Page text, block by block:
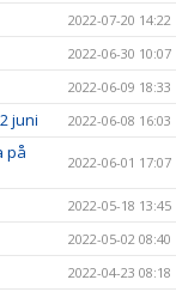
2022-07-20 14:22
2022-06-30 10:07
2022-06-09 18:33
juni 2022-06-08 16:03
på
2022-06-01 17:07
2022-05-18 13:45
2022-05-02 08:40
2022-04-23 08:18